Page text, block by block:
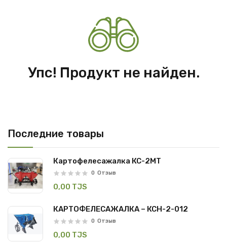
Последние товары
Картофелесажалка КС-2МТ
0 Отзыв
0,00 TJS
КАРТОФЕЛЕСАЖАЛКА – КСН-2-012
0 Отзыв
0,00 TJS
Упс! Продукт не найден.